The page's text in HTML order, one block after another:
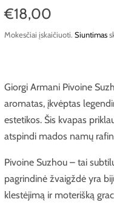
€18,00
Mokesčiai įskaičiuoti.Siuntimas
Giorgi Armani Pivoine
aromatas, įkvėptas
estetikos. Šis kvapas
atspindi mados namų
Pivoine Suzhou – tai
pagrindinė žvaigždė yra
klestėjimą ir moterišką